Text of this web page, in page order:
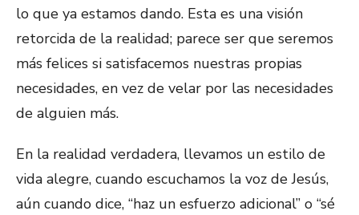
lo que ya estamos dando. Esta es una visión
retorcida de la realidad; parece ser que seremos
más felices si satisfacemos nuestras propias
necesidades, en vez de velar por las necesidades
de alguien más.
En la realidad verdadera, llevamos un estilo de
vida alegre, cuando escuchamos la voz de Jesús,
aún cuando dice, “haz un esfuerzo adicional” o “sé